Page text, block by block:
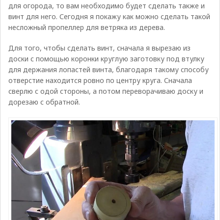
для огорода, то вам необходимо будет сделать также и
винт для него. Сегодня я покажу как можно сделать такой
несложный пропеллер для ветряка из дерева.
Для того, чтобы сделать винт, сначала я вырезаю из
доски с помощью коронки круглую заготовку под втулку
для держания лопастей винта, благодаря такому способу
отверстие находится ровно по центру круга. Сначала
сверлю с одой стороны, а потом переворачиваю доску и
дорезаю с обратной.